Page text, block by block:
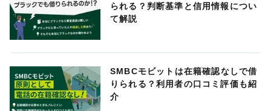
られる？判断基準と信用情報につい
て解説
SMBCモビットは在籍確認なしで借
りられる？利用者の口コミ評価も紹
介